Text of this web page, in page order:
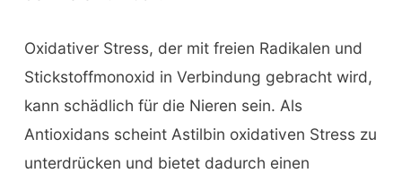
Oxidativer Stress, der mit freien Radikalen und
Stickstoffmonoxid in Verbindung gebracht wird,
kann schädlich für die Nieren sein. Als
Antioxidans scheint Astilbin oxidativen Stress zu
unterdrücken und bietet dadurch einen